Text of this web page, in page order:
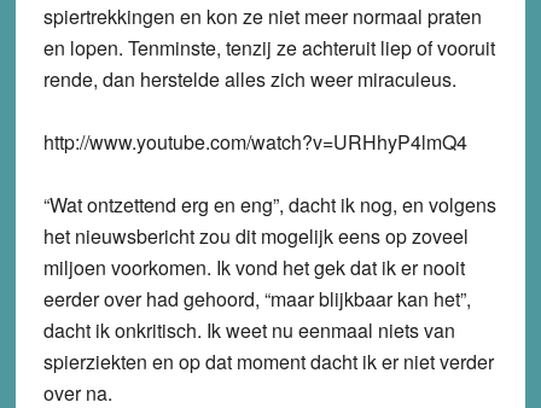
spiertrekkingen en kon ze niet meer normaal praten
en lopen. Tenminste, tenzij ze achteruit liep of vooruit
rende, dan herstelde alles zich weer miraculeus.
http://www.youtube.com/watch?v=URHhyP4lmQ4
“Wat ontzettend erg en eng”, dacht ik nog, en volgens
het nieuwsbericht zou dit mogelijk eens op zoveel
miljoen voorkomen. Ik vond het gek dat ik er nooit
eerder over had gehoord, “maar blijkbaar kan het”,
dacht ik onkritisch. Ik weet nu eenmaal niets van
spierziekten en op dat moment dacht ik er niet verder
over na.